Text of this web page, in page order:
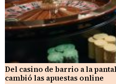
Del casino de barrio a la
cambió las apuestas online